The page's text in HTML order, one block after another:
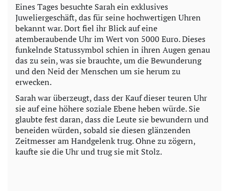
Eines Tages besuchte Sarah ein exklusives
Juweliergeschäft, das für seine hochwertigen Uhren
bekannt war. Dort fiel ihr Blick auf eine
atemberaubende Uhr im Wert von 5000 Euro. Dieses
funkelnde Statussymbol schien in ihren Augen genau
das zu sein, was sie brauchte, um die Bewunderung
und den Neid der Menschen um sie herum zu
erwecken.
Sarah war überzeugt, dass der Kauf dieser teuren Uhr
sie auf eine höhere soziale Ebene heben würde. Sie
glaubte fest daran, dass die Leute sie bewundern und
beneiden würden, sobald sie diesen glänzenden
Zeitmesser am Handgelenk trug. Ohne zu zögern,
kaufte sie die Uhr und trug sie mit Stolz.